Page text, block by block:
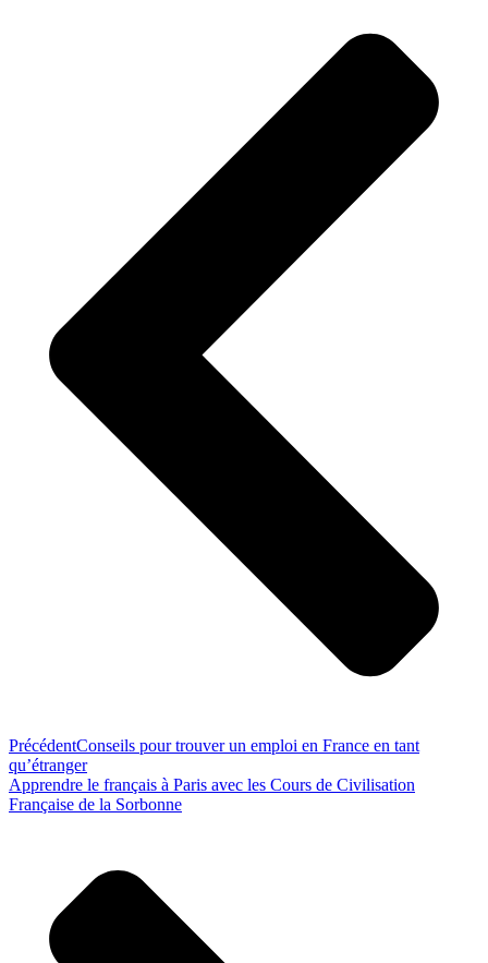
PrécédentConseils pour trouver un emploi en France en tant
qu’étranger
Apprendre le français à Paris avec les Cours de Civilisation
Française de la Sorbonne